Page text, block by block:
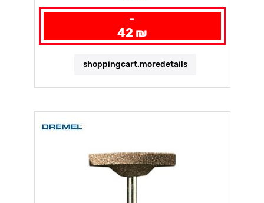
-
42 ₪
shoppingcart.moredetails